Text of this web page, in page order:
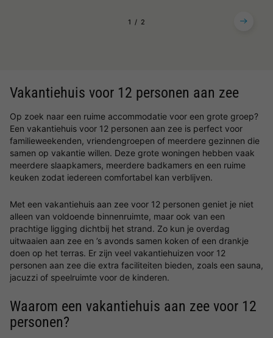
1 2
Vakantiehuis voor 12 personen aan zee
Op zoek naar een ruime accommodatie voor een grote groep?
Een vakantiehuis voor 12 personen aan zee is perfect voor
familieweekenden, vriendengroepen of meerdere gezinnen die
samen op vakantie willen. Deze grote woningen hebben vaak
meerdere slaapkamers, meerdere badkamers en een ruime
keuken zodat iedereen comfortabel kan verblijven.
Met een vakantiehuis aan zee voor 12 personen geniet je niet
alleen van voldoende binnenruimte, maar ook van een
prachtige ligging dichtbij het strand. Zo kun je overdag
uitwaaien aan zee en ’s avonds samen koken of een drankje
doen op het terras. Er zijn veel vakantiehuizen voor 12
personen aan zee die extra faciliteiten bieden, zoals een sauna,
jacuzzi of speelruimte voor de kinderen.
Waarom een vakantiehuis aan zee voor 12
personen?